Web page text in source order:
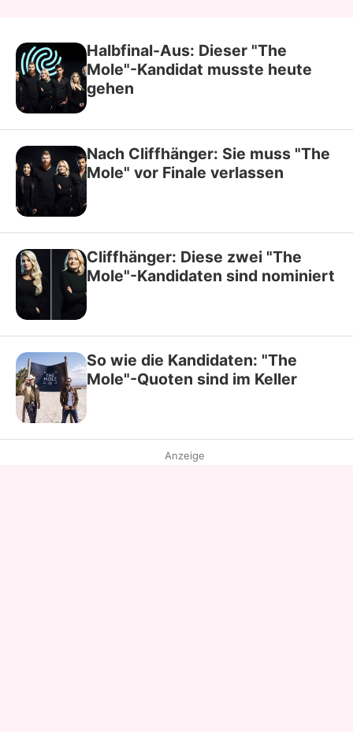
Halbfinal-Aus: Dieser "The
Mole"-Kandidat musste heute
gehen
Nach Cliffhänger: Sie muss "The
Mole" vor Finale verlassen
Cliffhänger: Diese zwei "The
Mole"-Kandidaten sind nominiert
So wie die Kandidaten: "The
Mole"-Quoten sind im Keller
Anzeige